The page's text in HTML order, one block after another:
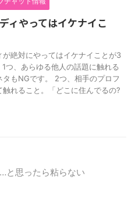
ィやってはイケナイこ
が絶対にやってはイケナイことが3
つ、あらゆる他人の話題に触れる
タもNGです。 2つ、相手のプロフ
触れること。「どこに住んでるの?
と思ったら粘らない